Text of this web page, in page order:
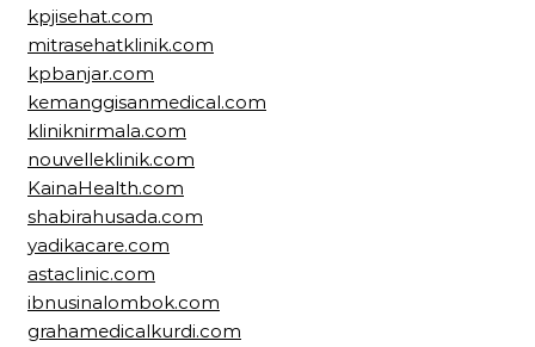
kpjisehat.com
mitrasehatklinik.com
kpbanjar.com
kemanggisanmedical.com
kliniknirmala.com
nouvelleklinik.com
KainaHealth.com
shabirahusada.com
yadikacare.com
astaclinic.com
ibnusinalombok.com
grahamedicalkurdi.com